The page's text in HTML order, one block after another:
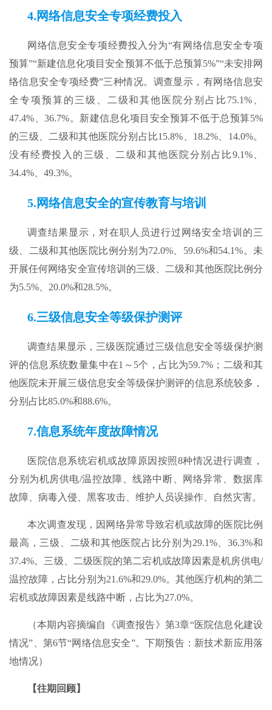
4.网络信息安全专项经费投入
网络信息安全专项经费投入分为“有网络信息安全专项
预算”“新建信息化项目安全预算不低于总预算5%”“未安排网
络信息安全专项经费”三种情况。调查显示，有网络信息安
全专项预算的三级、二级和其他医院分别占比75.1%、
47.4%、36.7%。新建信息化项目安全预算不低于总预算5%
的三级、二级和其他医院分别占比15.8%、18.2%、14.0%。
没有经费投入的三级、二级和其他医院分别占比9.1%、
34.4%、49.3%。
5.网络信息安全的宣传教育与培训
调查结果显示，对在职人员进行过网络安全培训的三
级、二级和其他医院比例分别为72.0%、59.6%和54.1%。未
开展任何网络安全宣传培训的三级、二级和其他医院比例分
为5.5%、20.0%和28.5%。
6.三级信息安全等级保护测评
调查结果显示，三级医院通过三级信息安全等级保护测
评的信息系统数量集中在1～5个，占比为59.7%；二级和其
他医院未开展三级信息安全等级保护测评的信息系统较多，
分别占比85.0%和88.6%。
7.信息系统年度故障情况
医院信息系统宕机或故障原因按照8种情况进行调查，
分别为机房供电/温控故障、线路中断、网络异常、数据库
故障、病毒入侵、黑客攻击、维护人员误操作、自然灾害。
本次调查发现，因网络异常导致宕机或故障的医院比例
最高，三级、二级和其他医院占比分别为29.1%、36.3%和
37.4%。三级、二级医院的第二宕机或故障因素是机房供电/
温控故障，占比分别为21.6%和29.0%。其他医疗机构的第二
宕机或故障因素是线路中断，占比为27.0%。
（本期内容摘编自《调查报告》第3章“医院信息化建设
情况”、第6节“网络信息安全”。下期预告：新技术新应用落
地情况）
【往期回顾】